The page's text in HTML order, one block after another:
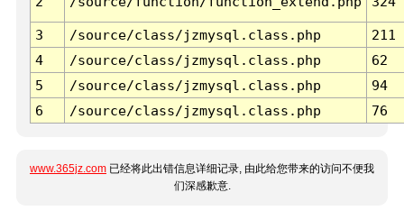
3 /source/class/jzmysql.class.php
211
4
/source/class/jzmysql.class.php
62
5
/source/class/jzmysql.class.php
94
6
/source/class/jzmysql.class.php 76
www.365jz.com 已经将此出错信息详细记录, 由此给您带来的访问不便我
们深感歉意.